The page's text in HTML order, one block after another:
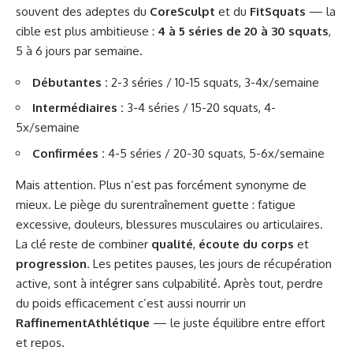
souvent des adeptes du CoreSculpt et du FitSquats — la
cible est plus ambitieuse : 4 à 5 séries de 20 à 30 squats,
5 à 6 jours par semaine.
Débutantes : 2-3 séries / 10-15 squats, 3-4x/semaine
Intermédiaires : 3-4 séries / 15-20 squats, 4-
5x/semaine
Confirmées : 4-5 séries / 20-30 squats, 5-6x/semaine
Mais attention. Plus n’est pas forcément synonyme de
mieux. Le piège du surentraînement guette : fatigue
excessive, douleurs, blessures musculaires ou articulaires.
La clé reste de combiner qualité, écoute du corps et
progression. Les petites pauses, les jours de récupération
active, sont à intégrer sans culpabilité. Après tout, perdre
du poids efficacement c’est aussi nourrir un
RaffinementAthlétique — le juste équilibre entre effort
et repos.